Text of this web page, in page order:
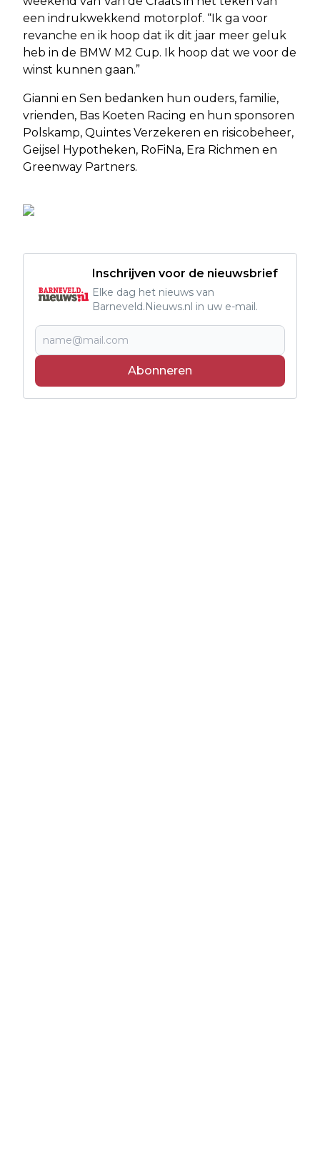
een indrukwekkend motorplof. “Ik ga voor
revanche en ik hoop dat ik dit jaar meer geluk
heb in de BMW M2 Cup. Ik hoop dat we voor de
winst kunnen gaan.”
Gianni en Sen bedanken hun ouders, familie,
vrienden, Bas Koeten Racing en hun sponsoren
Polskamp, Quintes Verzekeren en risicobeheer,
Geijsel Hypotheken, RoFiNa, Era Richmen en
Greenway Partners.
Inschrijven voor de nieuwsbrief
Elke dag het nieuws van
Barneveld.Nieuws.nl in uw e-mail.
Abonneren